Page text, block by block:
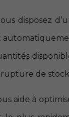
disposez
de
aide à